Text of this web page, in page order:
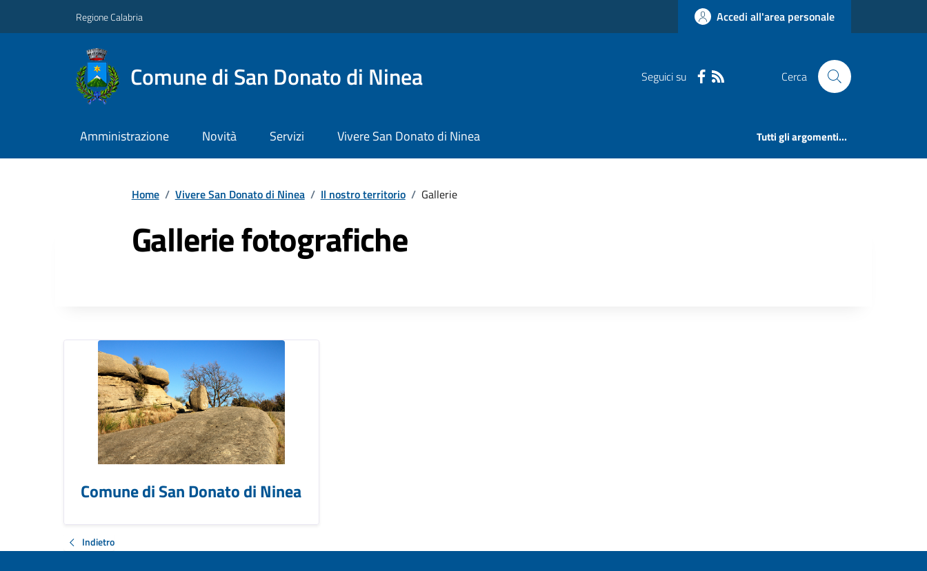
Regione Calabria Accedi all'area personale
Comune di San Donato di Ninea Seguici su Cerca
Amministrazione Novità Servizi Vivere San Donato di Ninea Tutti gli argomenti...
Home / Vivere San Donato di Ninea / Il nostro territorio / Gallerie
Gallerie fotografiche
Comune di San Donato di Ninea
Indietro